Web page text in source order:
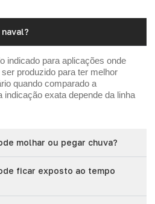
indicado para aplicações onde
produzido para ter melhor
quando comparado a
exata depende da linha
molhar ou pegar chuva?
ficar exposto ao tempo